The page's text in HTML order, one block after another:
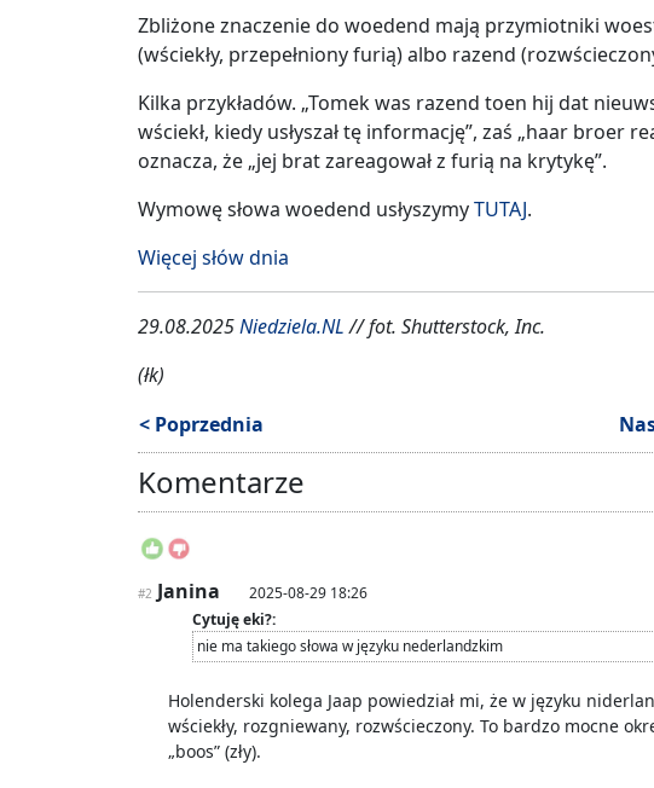
Zbliżone znaczenie do woedend mają przymiotniki
(wściekły, przepełniony furią) albo razend
Kilka przykładów. „Tomek was razend toen hij dat
wściekł, kiedy usłyszał tę informację”, zaś „haar broer
oznacza, że „jej brat zareagował z furią na krytykę”.
Wymowę słowa woedend usłyszymyTUTAJ.
Więcej słów dnia
29.08.2025Niedziela.NL// fot. Shutterstock, Inc.
(łk)
< Poprzednia
Komentarze
#2 Janina
2025-08-29 18:26
Cytuję eki?:
nie ma takiego słowa w języku nederlandzkim
Holenderski kolega Jaap powiedział mi, że w języku
wściekły, rozgniewany, rozwścieczony. To bardzo mocne
„boos” (zły).